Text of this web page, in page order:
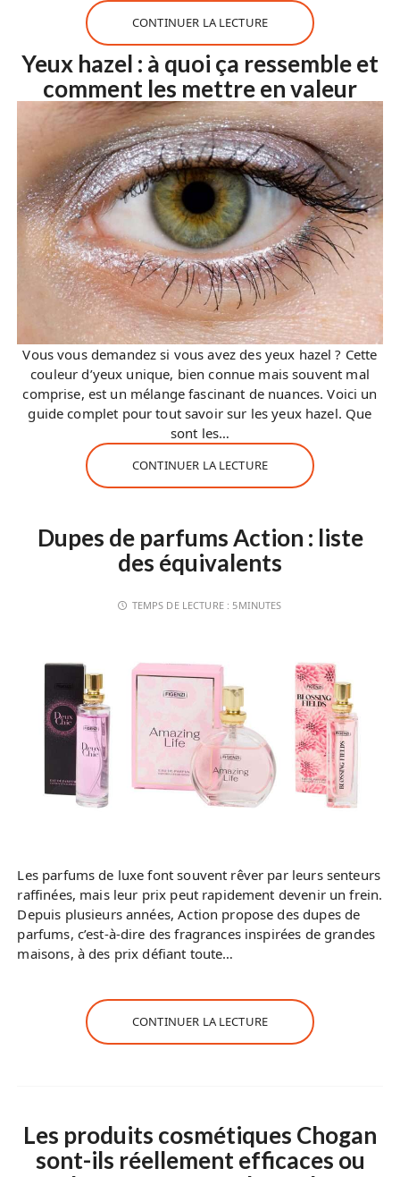
CONTINUER LA LECTURE
Yeux hazel : à quoi ça ressemble et
comment les mettre en valeur
Vous vous demandez si vous avez des yeux hazel ? Cette
couleur d’yeux unique, bien connue mais souvent mal
comprise, est un mélange fascinant de nuances. Voici un
guide complet pour tout savoir sur les yeux hazel. Que
sont les…
CONTINUER LA LECTURE
Dupes de parfums Action : liste
des équivalents
TEMPS DE LECTURE :5MINUTES
Les parfums de luxe font souvent rêver par leurs senteurs
raffinées, mais leur prix peut rapidement devenir un frein.
Depuis plusieurs années, Action propose des dupes de
parfums, c’est-à-dire des fragrances inspirées de grandes
maisons, à des prix défiant toute…
CONTINUER LA LECTURE
Les produits cosmétiques Chogan
sont-ils réellement efficaces ou